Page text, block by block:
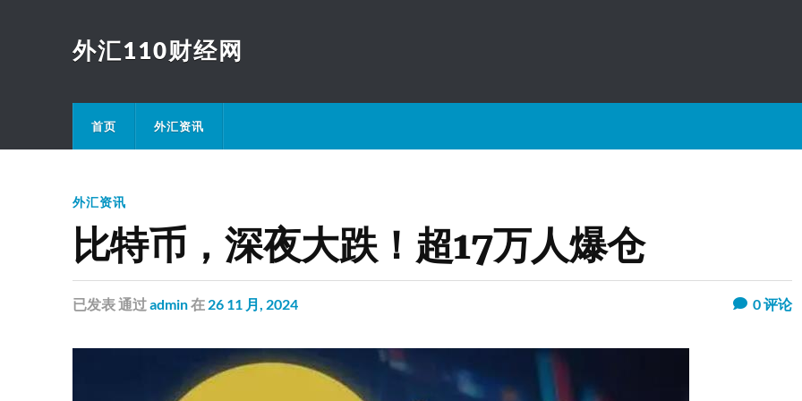
外汇110财经网
首页 外汇资讯
外汇资讯
比特币，深夜大跌！超17万人爆仓
已发表通过admin在 26 11 月, 2024 0评论